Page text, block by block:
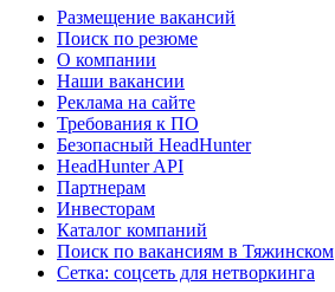
Размещение вакансий
Поиск по резюме
О компании
Наши вакансии
Реклама на сайте
Требования к ПО
Безопасный HeadHunter
HeadHunter API
Партнерам
Инвесторам
Каталог компаний
Поиск по вакансиям в Тяжинском
Сетка: соцсеть для нетворкинга